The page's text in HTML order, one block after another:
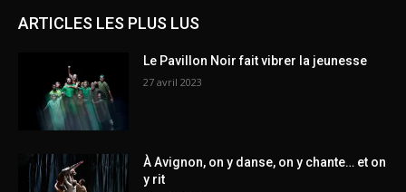
ARTICLES LES PLUS LUS
Le Pavillon Noir fait vibrer la jeunesse
27 avril 2023
À Avignon, on y danse, on y chante… et on
y rit